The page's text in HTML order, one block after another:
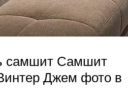
самшит Самшит
Джем фото в